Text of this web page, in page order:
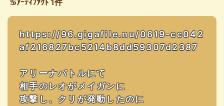
♋ｱｰﾃｨﾌｧｸﾄ 1件
https://96.gigafile.nu/0619-cc042
af216827bc5214b8dd59307d2387
アリーナバトルにて
相手のレオがメイガンに
攻撃し、クリが発動したのに